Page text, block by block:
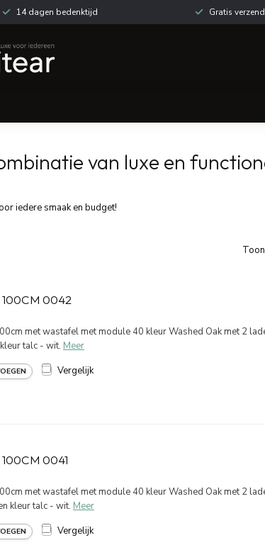
14 dagen bedenktijd Gratis
van luxe en
iedere smaak en budget!
100CM 0042
met wastafel met module 40 kleur Washed Oak met 2
talc - wit. Meer
Vergelijk
0041
met wastafel met module 40 kleur Washed Oak met 2
kleur talc - wit. Meer
Vergelijk